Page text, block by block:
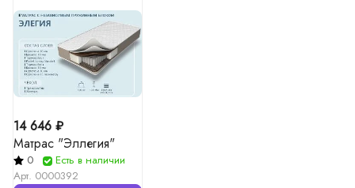
14 646 ₽
Матрас "Эллегия"
0
Есть в наличии
Арт. 0000392